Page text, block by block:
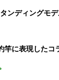
ンディングモ
に表現したコ